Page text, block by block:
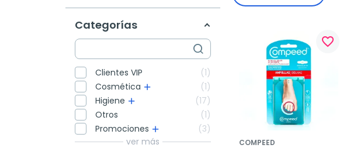
Categorías
Clientes VIP
1
Cosmética
1
Higiene
17
Otros
1
Promociones
3
ver más
favorite_border
COMPEED